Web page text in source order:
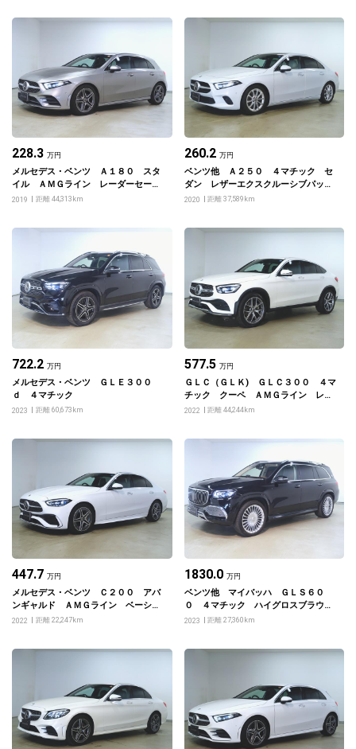
228.3 万円
メルセデス・ベンツ Ａ１８０ スタ
イル ＡＭＧライン レーダーセーフ
ティーパッケージ ナビゲーションパ
2019 距離 44,313km
260.2 万円
ベンツ他 Ａ２５０ ４マチック セ
ダン レザーエクスクルーシブパッケ
ージ レーダーセーフティーパッケー
2020 距離 37,589km
722.2 万円
メルセデス・ベンツ ＧＬＥ３００
ｄ ４マチック
2023 距離 60,673km
577.5 万円
ＧＬＣ（ＧＬＫ) ＧＬＣ３００ ４マ
チック クーペ ＡＭＧライン レザ
ーエクスクルーシブパッケージ
2022 距離 44,244km
447.7 万円
メルセデス・ベンツ Ｃ２００ アバ
ンギャルド ＡＭＧライン ベーシッ
クパッケージ
2022 距離 22,247km
1830.0 万円
ベンツ他 マイバッハ ＧＬＳ６０
０ ４マチック ハイグロスブラウン
ライトラインライムウッドインテリア
2023 距離 27,360km